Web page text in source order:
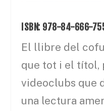
ISBN: 978-84-666-
El llibre del
que tot i el títol,
videoclubs que
una lectura